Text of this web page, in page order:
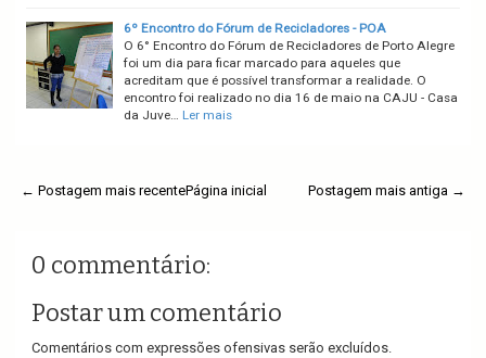
6º Encontro do Fórum de Recicladores - POA
O 6° Encontro do Fórum de Recicladores de Porto Alegre
foi um dia para ficar marcado para aqueles que
acreditam que é possível transformar a realidade. O
encontro foi realizado no dia 16 de maio na CAJU - Casa
da Juve… Ler mais
← Postagem mais recente Postagem mais antiga →
Página inicial
0 commentário:
Postar um comentário
Comentários com expressões ofensivas serão excluídos.